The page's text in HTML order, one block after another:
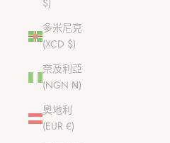
$)
多米尼克
(XCD $)
奈及利亞
(NGN ₦)
奧地利
(EUR €)